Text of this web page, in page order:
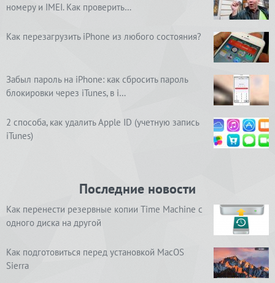
номеру и IMEI. Как проверить…
Как перезагрузить iPhone из любого состояния?
Забыл пароль на iPhone: как сбросить пароль
блокировки через iTunes, в i…
2 способа, как удалить Apple ID (учетную запись
iTunes)
Последние новости
Как перенести резервные копии Time Machine с
одного диска на другой
Как подготовиться перед установкой MacOS
Sierra